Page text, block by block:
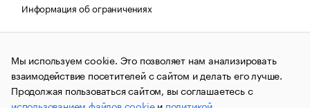
Информация об ограничениях
Правовая информация
О соблюдении авторских прав
© АО «РОСБИЗНЕСКОНСАЛТИНГ»,1995–2026.Сообщения
и материалы информационного агентства «РБК»
(зарегистрировано Федеральной службой по надзору в сфере
связи, информационных технологий и массовых
Мы используем cookie. Это позволяет нам анализировать
взаимодействие посетителей с сайтом и делать его лучше.
Продолжая пользоваться сайтом, вы соглашаетесь с